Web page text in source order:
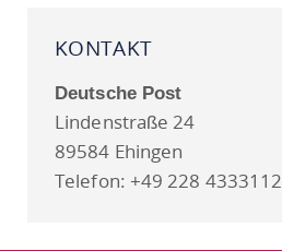
KONTAKT
Deutsche Post
Lindenstraße 24
89584 Ehingen
Telefon: +49 228 4333112